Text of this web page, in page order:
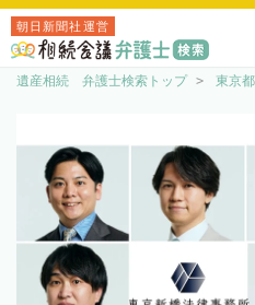
朝日新聞社運営
遺産相続 弁護士検索トップ 東京